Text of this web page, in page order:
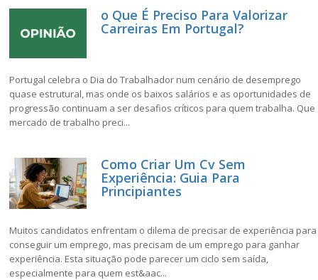
o Que É Preciso Para Valorizar
Carreiras Em Portugal?
Portugal celebra o Dia do Trabalhador num cenário de desemprego
quase estrutural, mas onde os baixos salários e as oportunidades de
progressão continuam a ser desafios críticos para quem trabalha. Que
mercado de trabalho preci...
Como Criar Um Cv Sem
Experiência: Guia Para
Principiantes
Muitos candidatos enfrentam o dilema de precisar de experiência para
conseguir um emprego, mas precisam de um emprego para ganhar
experiência. Esta situação pode parecer um ciclo sem saída,
especialmente para quem est&aac...